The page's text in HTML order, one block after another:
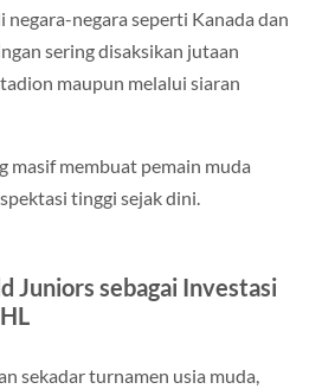
negara seperti Kanada dan
sering disaksikan jutaan
maupun melalui siaran
masif membuat pemain muda
tinggi sejak dini.
Juniors sebagai Investasi
sekadar turnamen usia muda,